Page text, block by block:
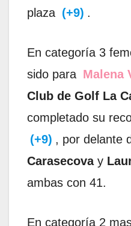
plaza (+9) .
En categoría 3
sido para Malena
Club de Golf La
completado su
(+9) , por delante
Carasecovay
ambas con 41.
En categoría 2